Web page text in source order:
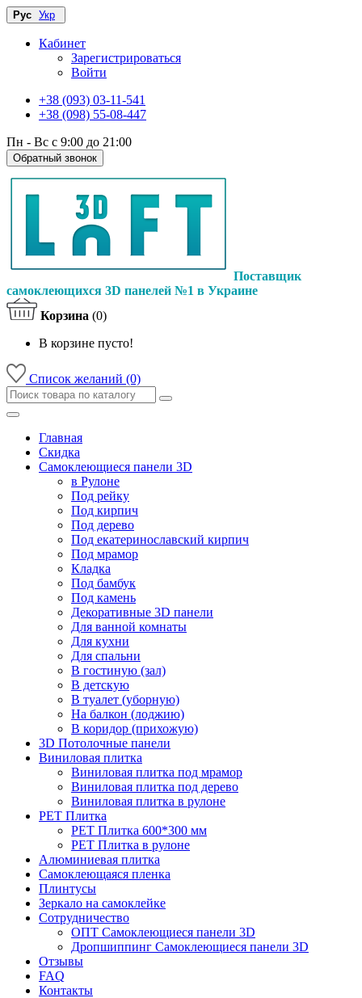
Рус Укр
Кабинет
Зарегистрироваться
Войти
+38 (093) 03-11-541
+38 (098) 55-08-447
Пн - Вс с 9:00 до 21:00
Обратный звонок
Поставщик
самоклеющихся 3D панелей №1 в Украине
Корзина (0)
В корзине пусто!
Список желаний (0)
Главная
Скидка
Самоклеющиеся панели 3D
в Рулоне
Под рейку
Под кирпич
Под дерево
Под екатеринославский кирпич
Под мрамор
Кладка
Под бамбук
Под камень
Декоративные 3D панели
Для ванной комнаты
Для кухни
Для спальни
В гостиную (зал)
В детскую
В туалет (уборную)
На балкон (лоджию)
В коридор (прихожую)
3D Потолочные панели
Виниловая плитка
Виниловая плитка под мрамор
Виниловая плитка под дерево
Виниловая плитка в рулоне
PET Плитка
PET Плитка 600*300 мм
PET Плитка в рулоне
Алюминиевая плитка
Самоклеющаяся пленка
Плинтусы
Зеркало на самоклейке
Сотрудничество
ОПТ Самоклеющиеся панели 3D
Дропшиппинг Самоклеющиеся панели 3D
Отзывы
FAQ
Контакты